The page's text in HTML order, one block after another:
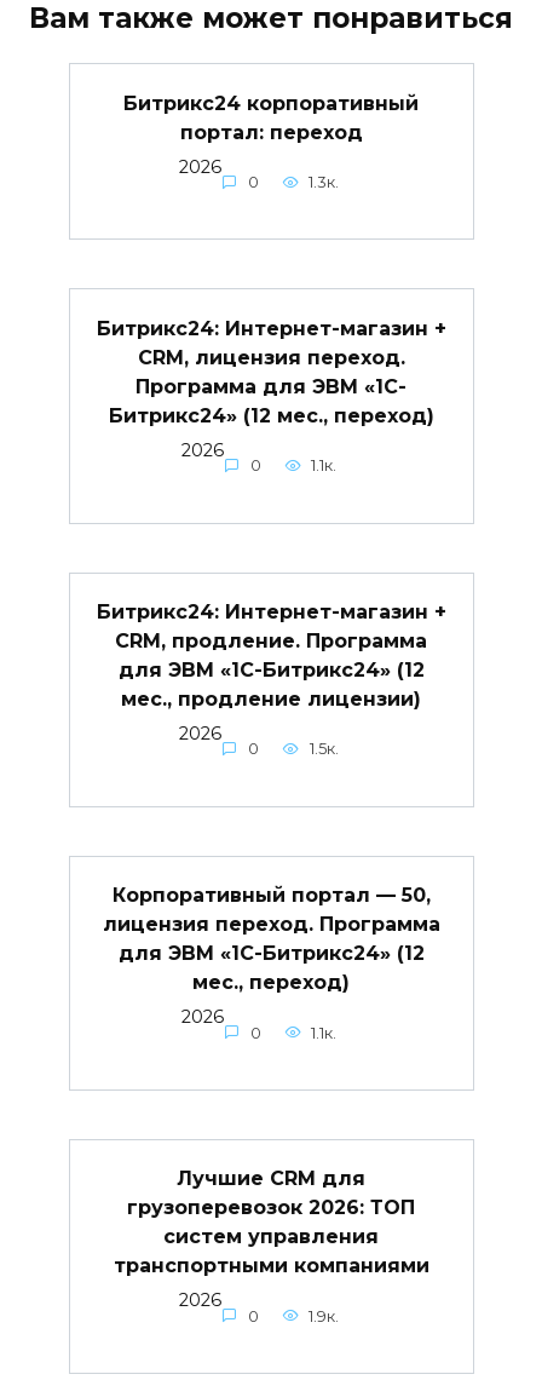
Вам также может понравиться
Битрикс24 корпоративный
портал: переход
2026
0 1.3к.
Битрикс24: Интернет-магазин +
CRM, лицензия переход.
Программа для ЭВМ «1С-
Битрикс24» (12 мес., переход)
2026
0 1.1к.
Битрикс24: Интернет-магазин +
CRM, продление. Программа
для ЭВМ «1С-Битрикс24» (12
мес., продление лицензии)
2026
0 1.5к.
Корпоративный портал — 50,
лицензия переход. Программа
для ЭВМ «1С-Битрикс24» (12
мес., переход)
2026
0 1.1к.
Лучшие CRM для
грузоперевозок 2026: ТОП
систем управления
транспортными компаниями
2026
0 1.9к.